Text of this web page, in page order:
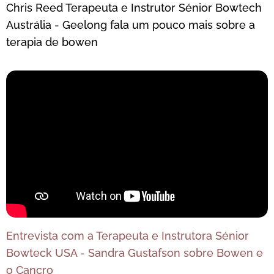
Chris Reed Terapeuta e Instrutor Sénior Bowtech
Austrália - Geelong fala um pouco mais sobre a
terapia de bowen
Entrevista com a Terapeuta e Instrutora Sénior
Bowteck USA - Sandra Gustafson sobre Bowen e
o Cancro